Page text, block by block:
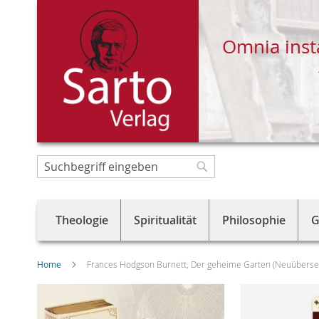
Direkt
zum
Omnia
Suche
Theologie Spiritualität Philosophie
Home Frances Hodgson Burnett, Der geheime Garten